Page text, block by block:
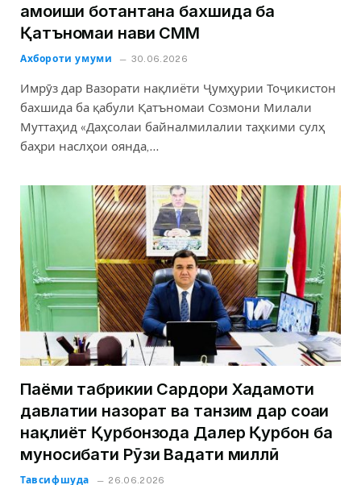
ҳамоиши ботантана бахшида ба
Қатъномаи нави СММ
Ахбороти умуми 30.06.2026
Имрӯз дар Вазорати нақлиёти Ҷумҳурии Тоҷикистон
бахшида ба қабули Қатъномаи Созмони Милали
Муттаҳид «Даҳсолаи байналмилалии таҳкими сулҳ
баҳри наслҳои оянда,…
Паёми табрикии Сардори Хадамоти
давлатии назорат ва танзим дар соҳаи
нақлиёт Қурбонзода Далер Қурбон ба
муносибати Рӯзи Ваҳдати миллӣ
Тавсифшуда 26.06.2026